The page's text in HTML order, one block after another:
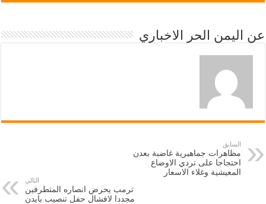
عن اليمن الحر الاخباري
السابق
مظاهرات جماهيرية غاضبة بعدن
احتجاجا على تردي الاوضاع
المعيشية وغلاء الاسعار
التالي
ترمب يحرض انصاره المتطرفين
مجددا لافشال حفل تنصيب بايدن